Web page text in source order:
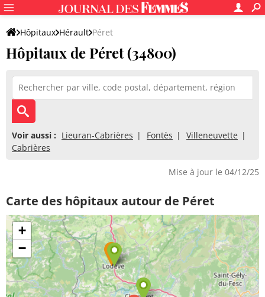
Hôpitaux Hérault Péret
Hôpitaux de Péret (34800)
Voir aussi : Lieuran-Cabrières Fontès
Villeneuvette
Cabrières
Mise à jour le 04/12/25
Carte des hôpitaux autour de Péret
+
−